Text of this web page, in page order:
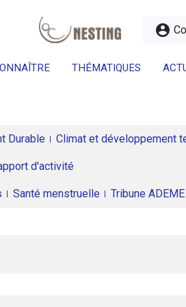
account_circle
THÉMATIQUES
Durable Climat et développement
d'activité
Santé menstruelle Tribune ADEME